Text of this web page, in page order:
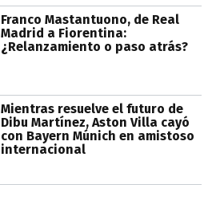
Franco Mastantuono, de Real
Madrid a Fiorentina:
¿Relanzamiento o paso atrás?
Mientras resuelve el futuro de
Dibu Martínez, Aston Villa cayó
con Bayern Múnich en amistoso
internacional